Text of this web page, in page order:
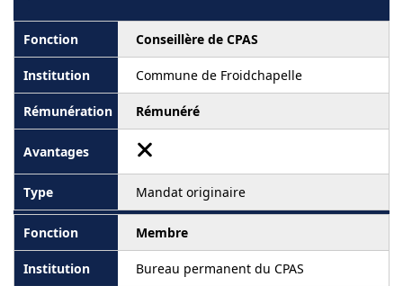
Conseillère de CPAS
Commune de Froidchapelle
Rémunéré
Mandat originaire
Membre
Bureau permanent du CPAS